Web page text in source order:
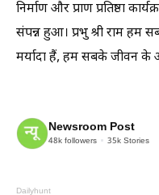
निर्माण और प्राण प्रतिष्ठा
संपन्न हुआ। प्रभु श्री राम हम
मर्यादा हैं, हम सबके जीवन के
Newsroom Post
48k followers 35k Stories
Dailyhunt